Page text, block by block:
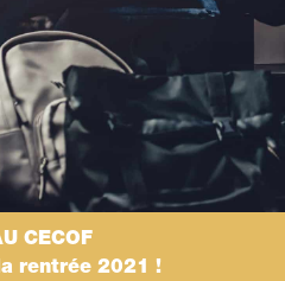
CECOF
rentrée 2021 !